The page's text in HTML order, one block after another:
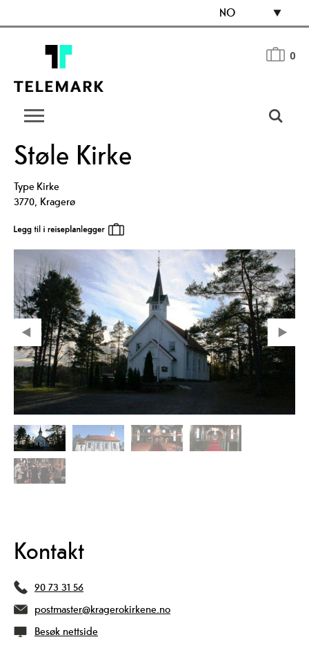
NO
0
Støle Kirke
TypeKirke
3770, Kragerø
Kontakt
90 73 31 56
postmaster@kragerokirkene.no
Besøk nettside